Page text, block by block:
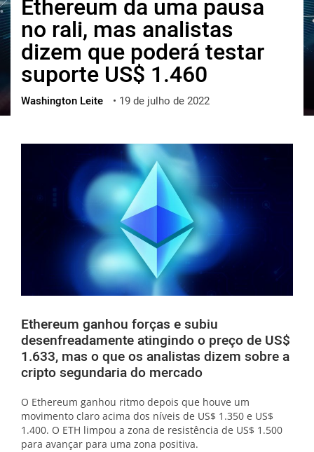
русский
한국어
العربية
ไทย
ქართული
vietnamese
Ethereum da uma pausa
no rali, mas analistas
dizem que poderá testar
suporte US$ 1.460
Washington Leite • 19 de julho de 2022
Ethereum ganhou forças e subiu
desenfreadamente atingindo o preço de US$
1.633, mas o que os analistas dizem sobre a
cripto segundaria do mercado
O Ethereum ganhou ritmo depois que houve um
movimento claro acima dos níveis de US$ 1.350 e US$
1.400. O ETH limpou a zona de resistência de US$ 1.500
para avançar para uma zona positiva.